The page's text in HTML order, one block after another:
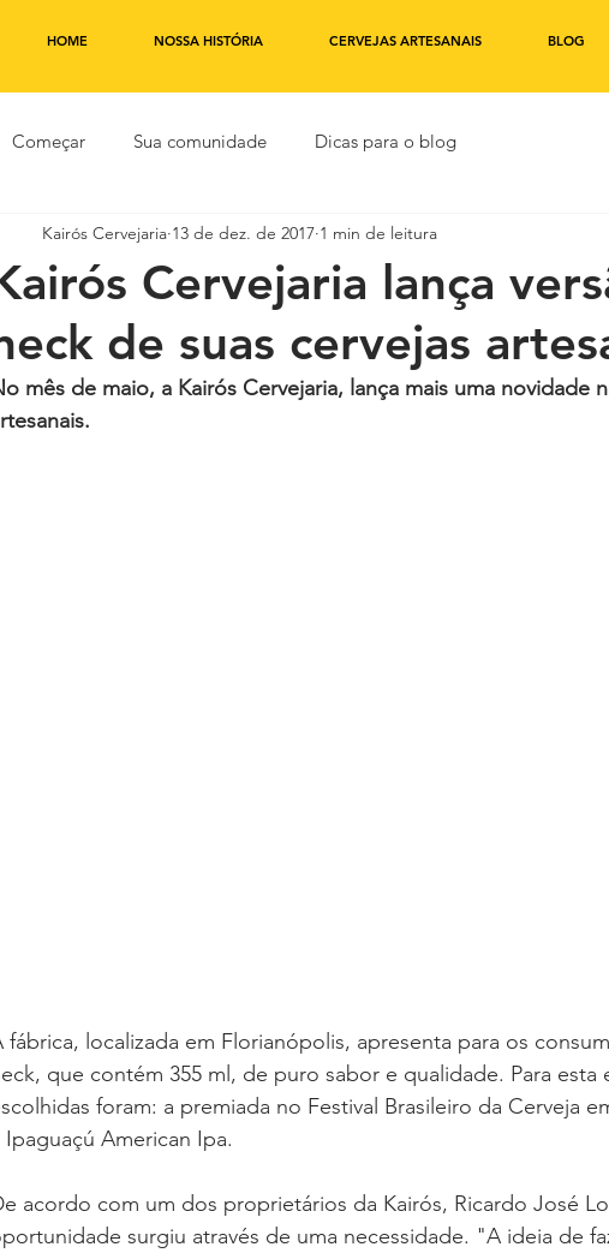
HOME NOSSA HISTÓRIA CERVEJAS ARTESANAIS BLOG
Começar Sua comunidade Dicas para o blog
Cervejaria lança
de suas cervejas
Kairós Cervejaria 13 de dez. de 2017 1 min de leitura
mês de maio, a Kairós Cervejaria, lança mais uma novidade
fábrica, localizada em Florianópolis, apresenta para os
que contém 355 ml, de puro sabor e qualidade. Para esta
foram: a premiada no Festival Brasileiro da Cerveja
Ipaguaçú American Ipa.
acordo com um dos proprietários da Kairós, Ricardo José
surgiu através de uma necessidade. "A ideia de